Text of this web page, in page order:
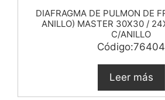
DIAFRAGMA DE PULMON DE
ANILLO) MASTER 30X30 /
C/ANILLO
Código:76404
Leer más